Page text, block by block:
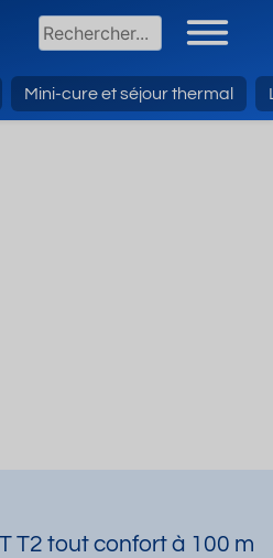
Mini-cure et séjour thermal
T2 tout confort à 100 m